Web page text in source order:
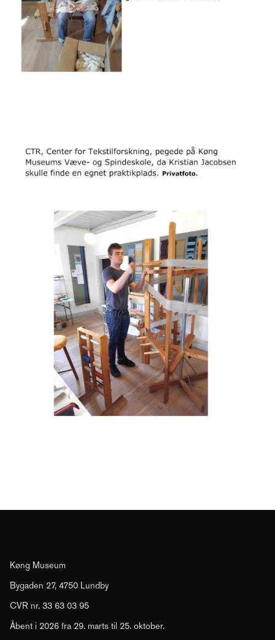
Køng Museum
Bygaden 27, 4750 Lundby
CVR nr. 33 63 03 95
Åbent i 2026 fra 29. marts til 25. oktober.